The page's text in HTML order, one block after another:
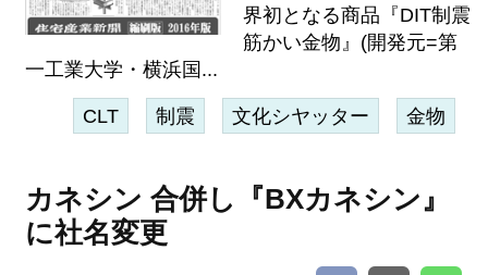
界初となる商品『DIT制震
筋かい金物』(開発元=第
一工業大学・横浜国...
CLT 制震 文化シヤッター 金物
カネシン 合併し『BXカネシン』
に社名変更